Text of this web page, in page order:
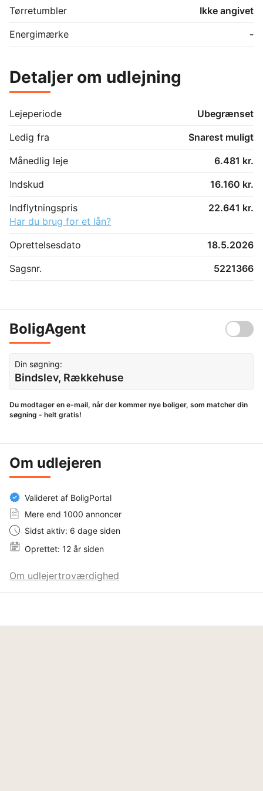
minutter i bil, og der er ca. 20 km til Hjørring.
Tørretumbler
Ikke angivet
Energimærke
-
Detaljer om udlejning
Lejeperiode
Ubegrænset
Ledig fra
Snarest muligt
Månedlig leje
6.481 kr.
Indskud
16.160 kr.
Indflytningspris
22.641 kr.
Har du brug for et lån?
Oprettelsesdato
18.5.2026
Sagsnr.
5221366
BoligAgent
Din søgning:
Bindslev, Rækkehuse
Du modtager en e-mail, når der kommer nye boliger, som matcher din
søgning - helt gratis!
Om udlejeren
Valideret af BoligPortal
Mere end 1000 annoncer
Sidst aktiv: 6 dage siden
Oprettet: 12 år siden
Om udlejertroværdighed